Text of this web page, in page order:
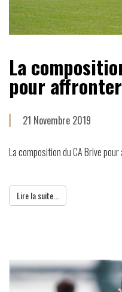
La
pour
21 Novembre 2019
La composition du CA Brive
Lire la suite...